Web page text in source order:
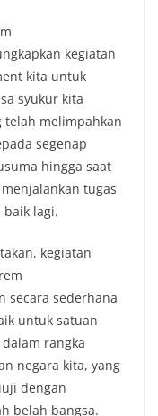
kegiatan
kita untuk
syukur kita
telah melimpahkan
segenap
hingga saat
tugas
lagi.
kegiatan
secara sederhana
untuk satuan
rangka
negara kita, yang
dengan
belah bangsa.